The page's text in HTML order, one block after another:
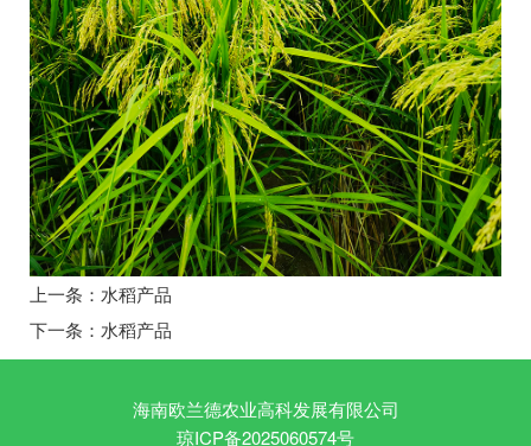
上一条： 水稻产品
下一条： 水稻产品
海南欧兰德农业高科发展有限公司
琼ICP备2025060574号